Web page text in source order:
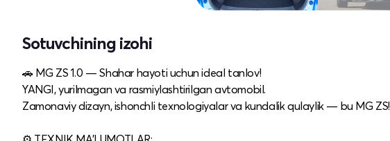
Sotuvchining izohi
🚗 MG ZS 1.0 — Shahar hayoti uchun ideal tanlov!
YANGI, yurilmagan va rasmiylashtirilgan avtomobil.
Zamonaviy dizayn, ishonchli texnologiyalar va kundalik qulaylik — bu MG ZS!